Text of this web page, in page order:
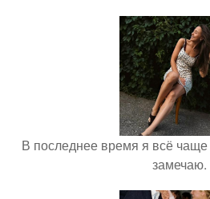
В последнее время я всё чаще
замечаю.